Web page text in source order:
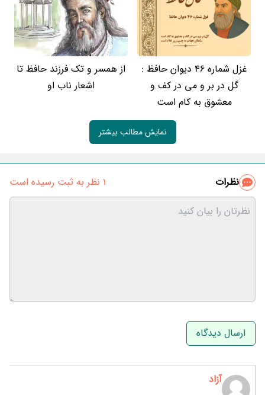
غزل شماره 46 دیوان حافظ :
گل در بر و می در کف و
معشوق به کام است
از همسر و تک فرزند حافظ تا
اشعار ناب او
نمایش مطالب بیشتر
نظرات 1 نظر به ثبت رسیده است
نام و نام خانوادگی
ایمیل
آزاد